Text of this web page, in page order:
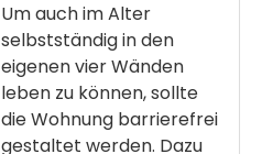
Um auch im Alter
selbstständig in den
eigenen vier Wänden
leben zu können, sollte
die Wohnung barrierefrei
gestaltet werden. Dazu